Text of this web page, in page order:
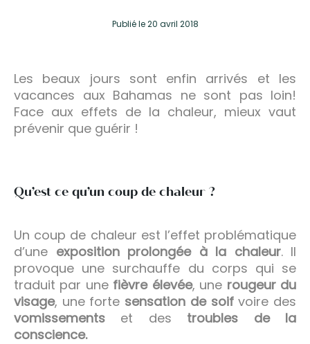
Publiéle 20 avril 2018
Les beaux jours sont enfin arrivés et les
vacances aux Bahamas ne sont pas loin!
Face aux effets de la chaleur, mieux vaut
prévenir que guérir !
Qu’est ce qu’un coup de chaleur ?
Un coup de chaleur est l’effet problématique
d’une exposition prolongée à la chaleur. Il
provoque une surchauffe du corps qui se
traduit par une fièvre élevée, une rougeur du
visage, une forte sensation de soifvoire des
vomissements et des troubles de la
conscience.